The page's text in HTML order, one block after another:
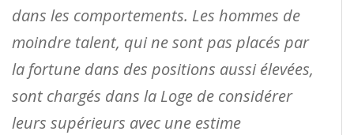
dans les comportements. Les hommes de
moindre talent, qui ne sont pas placés par
la fortune dans des positions aussi élevées,
sont chargés dans la Loge de considérer
leurs supérieurs avec une estime